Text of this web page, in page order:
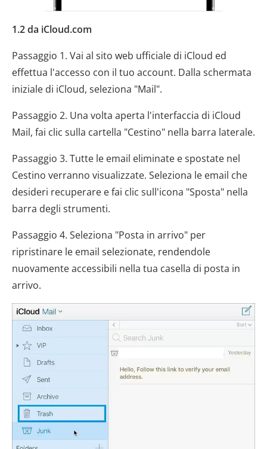
1.2 da iCloud.com
Passaggio 1. Vai al sito web ufficiale di iCloud ed
effettua l'accesso con il tuo account. Dalla schermata
iniziale di iCloud, seleziona "Mail".
Passaggio 2. Una volta aperta l'interfaccia di iCloud
Mail, fai clic sulla cartella "Cestino" nella barra laterale.
Passaggio 3. Tutte le email eliminate e spostate nel
Cestino verranno visualizzate. Seleziona le email che
desideri recuperare e fai clic sull'icona "Sposta" nella
barra degli strumenti.
Passaggio 4. Seleziona "Posta in arrivo" per
ripristinare le email selezionate, rendendole
nuovamente accessibili nella tua casella di posta in
arrivo.